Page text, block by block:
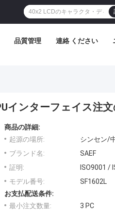
品質管理 連絡 ください
インターフェイス注文
商品の詳細:
起源の場所:
シンセン/
ブランド名:
SAEF
証明:
ISO9001 /
モデル番号:
SF1602L
お支払配送条件:
最小注文数量:
3 PC